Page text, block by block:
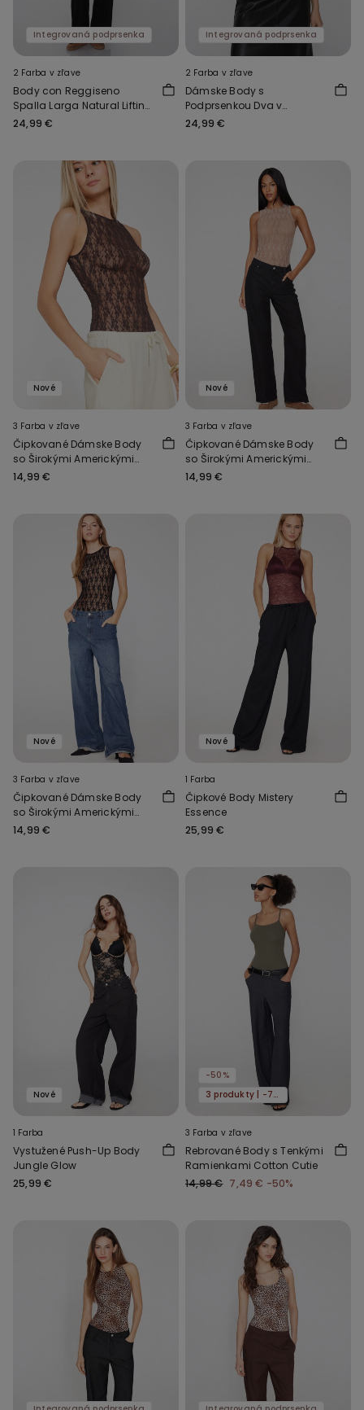
Integrovaná podprsenka
2 Farba v zľave
Body con Reggiseno
Spalla Larga Natural Lifting
2 in 1
24,99 €
Integrovaná podprsenka
2 Farba v zľave
Dámske Body s
Podprsenkou Dva v
Jednom Light Touch
24,99 €
Nové
3 Farba v zľave
Čipkované Dámske Body
so Širokými Americkými
Prieramkami
14,99 €
Nové
3 Farba v zľave
Čipkované Dámske Body
so Širokými Americkými
Prieramkami
14,99 €
Nové
3 Farba v zľave
Čipkované Dámske Body
so Širokými Americkými
Prieramkami
14,99 €
Nové
1 Farba
Čipkové Body Mistery
Essence
25,99 €
Nové
1 Farba
Vystužené Push-Up Body
Jungle Glow
25,99 €
-50%
3 produkty | -70%
3 Farba v zľave
Rebrované Body s Tenkými
Ramienkami Cotton Cutie
14,99 € 7,49 € -50%